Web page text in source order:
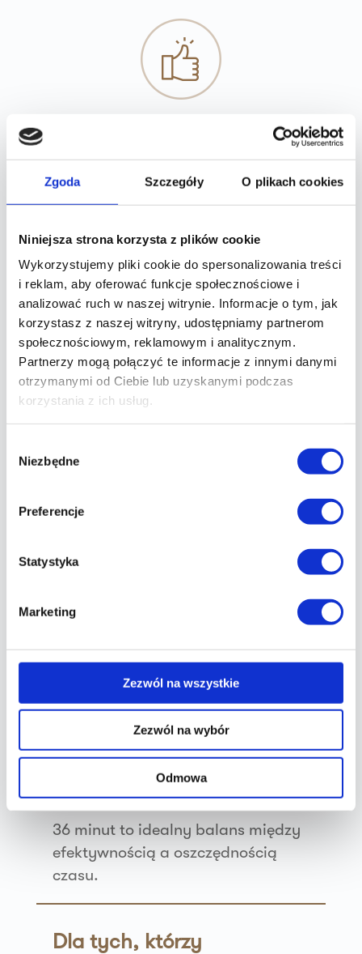
Zgoda Szczegóły O plikach cookies
Niniejsza strona korzysta z plików cookie
Wykorzystujemy pliki cookie do spersonalizowania treści
i reklam, aby oferować funkcje społecznościowe i
analizować ruch w naszej witrynie. Informacje o tym, jak
korzystasz z naszej witryny, udostępniamy partnerom
społecznościowym, reklamowym i analitycznym.
Partnerzy mogą połączyć te informacje z innymi danymi
otrzymanymi od Ciebie lub uzyskanymi podczas
korzystania z ich usług.
zgody
Niezbędne
Preferencje
Statystyka
Marketing
Zezwól na wszystkie
Zezwól na wybór
Odmowa
Trening pod okiem trenera –
bezpieczny, przemyślany i dopasowany
do Twoich potrzeb.
Wspierająca atmosfera
Kameralne kluby i motywująca
społeczność, dzięki której zyskujesz
energię do działania.
Systematyczność i konsekwencja
pozwolą Ci budować zdrowe nawyki na
lata.
Dla osób, które nie
mają czasu na długie
treningi
36 minut to idealny balans między
efektywnością a oszczędnością
czasu.
Dla tych, którzy